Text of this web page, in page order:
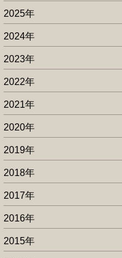
2025年
2024年
2023年
2022年
2021年
2020年
2019年
2018年
2017年
2016年
2015年